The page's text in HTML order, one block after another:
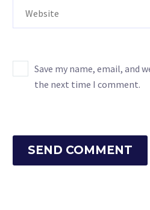
Save my name, email, and
the next time I comment.
SEND COMMENT